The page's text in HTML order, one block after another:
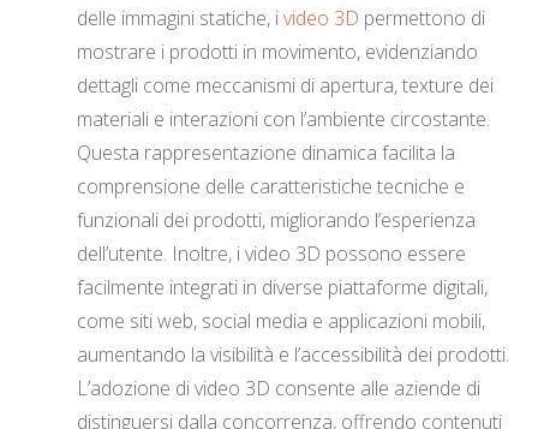
delle immagini statiche, ivideo 3D permettono di
mostrare i prodotti in movimento, evidenziando
dettagli come meccanismi di apertura, texture dei
materiali e interazioni con l’ambiente circostante.
Questa rappresentazione dinamica facilita la
comprensione delle caratteristiche tecniche e
funzionali dei prodotti, migliorando l’esperienza
dell’utente. Inoltre, i video 3D possono essere
facilmente integrati in diverse piattaforme digitali,
come siti web, social media e applicazioni mobili,
aumentando la visibilità e l’accessibilità dei prodotti.
L’adozione di video 3D consente alle aziende di
distinguersi dalla concorrenza, offrendo contenuti